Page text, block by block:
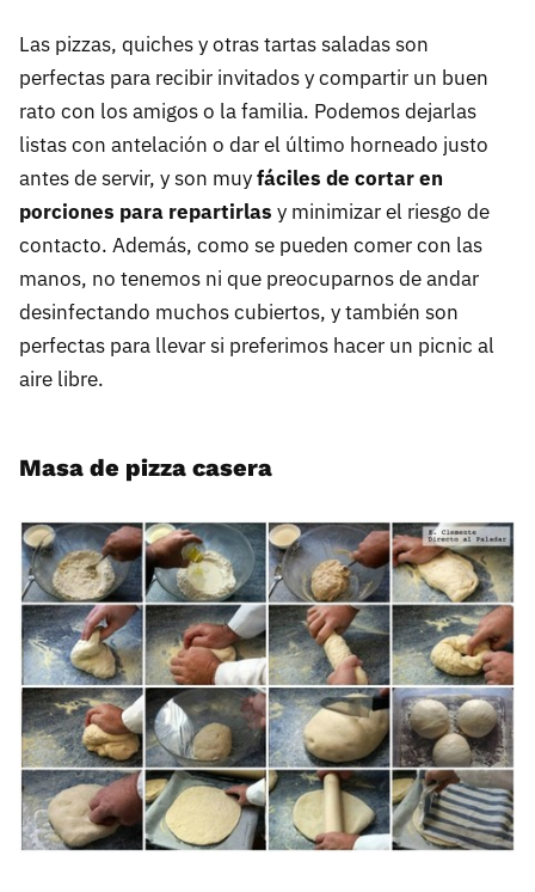
Las pizzas, quiches y otras tartas saladas son
perfectas para recibir invitados y compartir un buen
rato con los amigos o la familia. Podemos dejarlas
listas con antelación o dar el último horneado justo
antes de servir, y son muyfáciles de cortar en
porciones para repartirlas y minimizar el riesgo de
contacto. Además, como se pueden comer con las
manos, no tenemos ni que preocuparnos de andar
desinfectando muchos cubiertos, y también son
perfectas para llevar si preferimos hacer un picnic al
aire libre.
Masa de pizza casera